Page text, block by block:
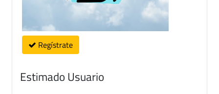
Regístrate
Estimado Usuario